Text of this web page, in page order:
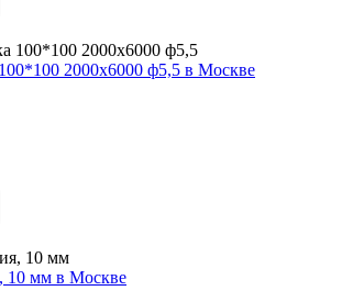
2000х6000 ф5,5 в Москве
10 мм в Москве